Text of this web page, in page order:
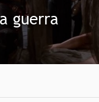
guerra